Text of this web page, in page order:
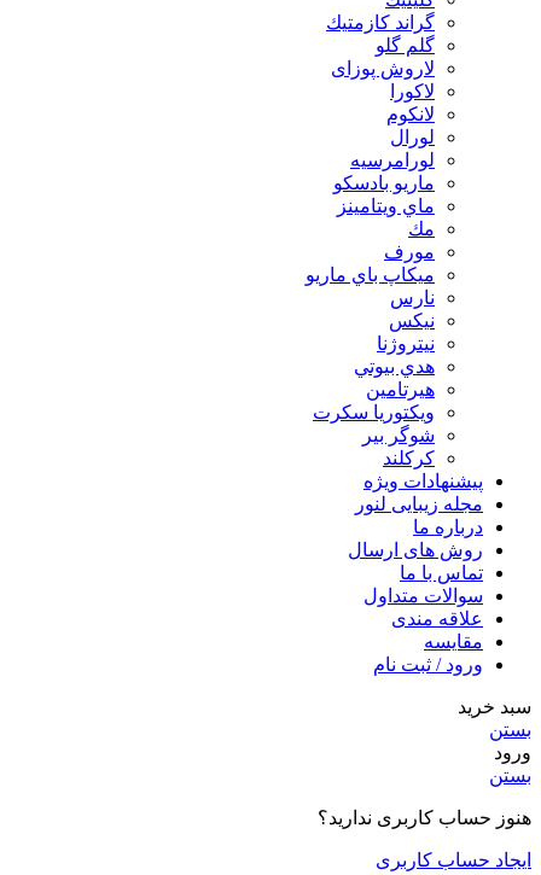
گراند كازمتيك
گلم گلو
لاروش پوزای
لاكورا
لانكوم
لورال
لورامرسيه
ماريو بادسكو
ماي ويتامينز
مك
مورف
ميكاپ باي ماريو
نارس
نيكس
نیتروژنا
هدي بيوتي
هیرتامین
ویکتوریا سکرت
شوگر بير
کرکلند
پیشنهادات ویژه
مجله زیبایی لنور
درباره ما
روش های ارسال
تماس با ما
سوالات متداول
علاقه مندی
مقایسه
ورود / ثبت نام
سبد خرید
بستن
ورود
بستن
هنوز حساب کاربری ندارید؟
ایجاد حساب کاربری